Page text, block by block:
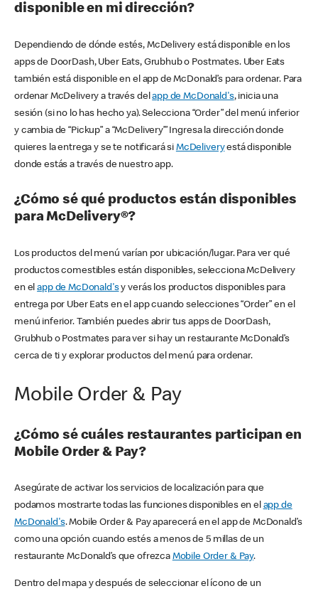
disponible en mi dirección?
Dependiendo de dónde estés, McDelivery está disponible en los
apps de DoorDash, Uber Eats, Grubhub o Postmates. Uber Eats
también está disponible en el app de McDonald’s para ordenar. Para
ordenar McDelivery a través delapp de McDonald's, inicia una
sesión (si no lo has hecho ya). Selecciona “Order” del menú inferior
y cambia de “Pickup” a “McDelivery’” Ingresa la dirección donde
quieres la entrega y se te notificará si McDeliveryestá disponible
donde estás a través de nuestro app.
¿Cómo sé qué productos están disponibles
para McDelivery®?
Los productos del menú varían por ubicación/lugar. Para ver qué
productos comestibles están disponibles, selecciona McDelivery
en elapp de McDonald'sy verás los productos disponibles para
entrega por Uber Eats en el app cuando selecciones “Order” en el
menú inferior. También puedes abrir tus apps de DoorDash,
Grubhub o Postmates para ver si hay un restaurante McDonald’s
cerca de ti y explorar productos del menú para ordenar.
Mobile Order & Pay
¿Cómo sé cuáles restaurantes participan en
Mobile Order & Pay?
Asegúrate de activar los servicios de localización para que
podamos mostrarte todas las funciones disponibles en el app de
McDonald's. Mobile Order & Pay aparecerá en el app de McDonald’s
como una opción cuando estés a menos de 5 millas de un
restaurante McDonald’s que ofrezca Mobile Order & Pay.
Dentro del mapa y después de seleccionar el ícono de un